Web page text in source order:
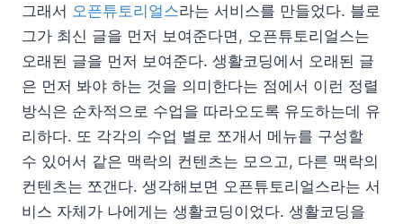
그래서 오픈튜토리얼스라는 서비스를 만들었다. 블로
그가 최신 글을 먼저 보여준다면, 오픈튜토리얼스는
오래된 글을 먼저 보여준다. 생활코딩에서 오래된 글
은 먼저 봐야 하는 것을 의미한다는 점에서 이런 정렬
방식은 순차적으로 수업을 따라오도록 유도하는데 유
리하다. 또 각각의 수업 별로 쪼개서 메뉴를 구성할
수 있어서 같은 맥락의 컨텐츠는 모으고, 다른 맥락의
컨텐츠는 쪼갠다. 생각해보면 오픈튜토리얼스라는 서
비스 자체가 나에게는 생활코딩이었다. 생활코딩을